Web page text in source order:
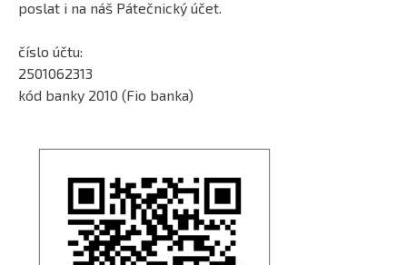
poslat i na náš Pátečnický účet.
číslo účtu:
2501062313
kód banky 2010 (Fio banka)